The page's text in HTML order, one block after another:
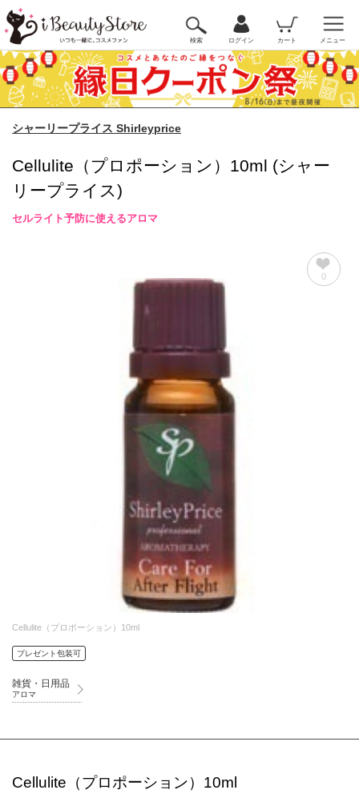
検索 ログイン カート メニュー
シャーリープライス Shirleyprice
Cellulite（プロポーション）10ml (シャー
リープライス)
セルライト予防に使えるアロマ
0
Cellulite（プロポーション）10ml
プレゼント包装可
雑貨・日用品
アロマ
Cellulite（プロポーション）10ml